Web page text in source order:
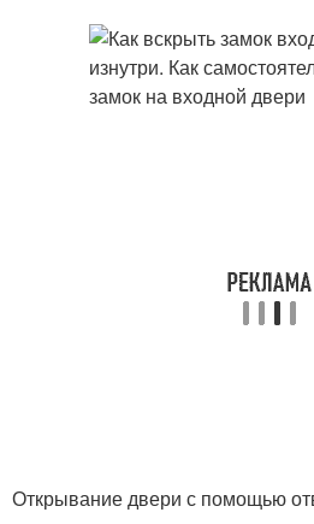
Открывание двери с помощью